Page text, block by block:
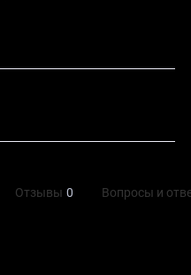
Отзывы 0 Вопросы и